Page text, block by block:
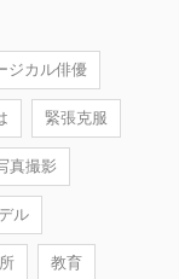
ジカル俳優
緊張克服
真撮影
ル
教育